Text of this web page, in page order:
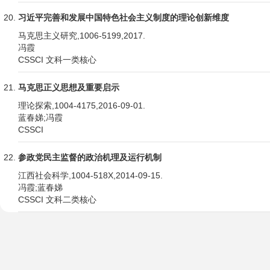
习近平完善和发展中国特色社会主义制度的理论创新维度
马克思主义研究,1006-5199,2017.
冯霞
CSSCI 文科一类核心
马克思正义思想及重要启示
理论探索,1004-4175,2016-09-01.
蓝春娣;冯霞
CSSCI
参政党民主监督的政治机理及运行机制
江西社会科学,1004-518X,2014-09-15.
冯霞;蓝春娣
CSSCI 文科二类核心